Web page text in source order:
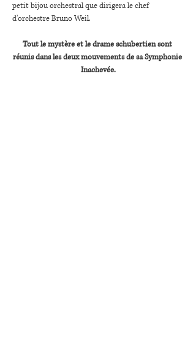
petit bijou orchestral que dirigera le chef
d’orchestre Bruno Weil.
Tout le mystère et le drame schubertien sont
réunis dans les deux mouvements de sa Symphonie
Inachevée.